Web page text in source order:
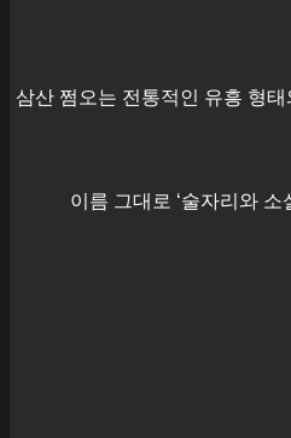
삼산 쩜오는 전통적인 유흥 형
이름 그대로 ‘술자리와